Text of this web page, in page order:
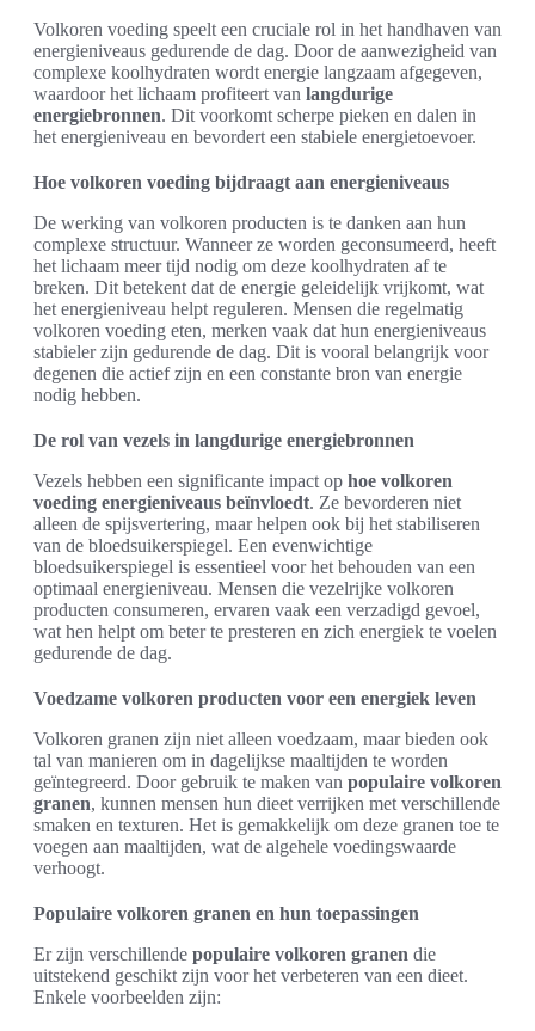
Volkoren voeding speelt een cruciale rol in het handhaven van
energieniveaus gedurende de dag. Door de aanwezigheid van
complexe koolhydraten wordt energie langzaam afgegeven,
waardoor het lichaam profiteert van langdurige
energiebronnen. Dit voorkomt scherpe pieken en dalen in
het energieniveau en bevordert een stabiele energietoevoer.
Hoe volkoren voeding bijdraagt aan energieniveaus
De werking van volkoren producten is te danken aan hun
complexe structuur. Wanneer ze worden geconsumeerd, heeft
het lichaam meer tijd nodig om deze koolhydraten af te
breken. Dit betekent dat de energie geleidelijk vrijkomt, wat
het energieniveau helpt reguleren. Mensen die regelmatig
volkoren voeding eten, merken vaak dat hun energieniveaus
stabieler zijn gedurende de dag. Dit is vooral belangrijk voor
degenen die actief zijn en een constante bron van energie
nodig hebben.
De rol van vezels in langdurige energiebronnen
Vezels hebben een significante impact op hoe volkoren
voeding energieniveaus beïnvloedt. Ze bevorderen niet
alleen de spijsvertering, maar helpen ook bij het stabiliseren
van de bloedsuikerspiegel. Een evenwichtige
bloedsuikerspiegel is essentieel voor het behouden van een
optimaal energieniveau. Mensen die vezelrijke volkoren
producten consumeren, ervaren vaak een verzadigd gevoel,
wat hen helpt om beter te presteren en zich energiek te voelen
gedurende de dag.
Voedzame volkoren producten voor een energiek leven
Volkoren granen zijn niet alleen voedzaam, maar bieden ook
tal van manieren om in dagelijkse maaltijden te worden
geïntegreerd. Door gebruik te maken van populaire volkoren
granen, kunnen mensen hun dieet verrijken met verschillende
smaken en texturen. Het is gemakkelijk om deze granen toe te
voegen aan maaltijden, wat de algehele voedingswaarde
verhoogt.
Populaire volkoren granen en hun toepassingen
Er zijn verschillende populaire volkoren granen die
uitstekend geschikt zijn voor het verbeteren van een dieet.
Enkele voorbeelden zijn: